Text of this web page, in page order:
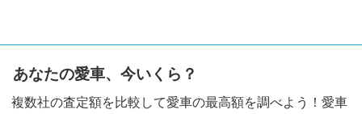
あなたの愛車、今いくら？
複数社の査定額を比較して愛車の最高額を調べよう！愛車